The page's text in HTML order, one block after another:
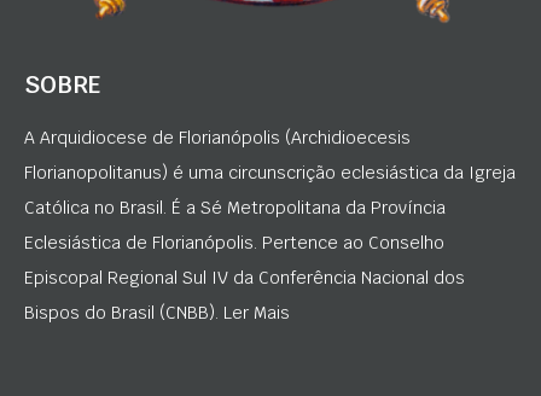
SOBRE
A Arquidiocese de Florianópolis (Archidioecesis
Florianopolitanus) é uma circunscrição eclesiástica da Igreja
Católica no Brasil. É a Sé Metropolitana da Província
Eclesiástica de Florianópolis. Pertence ao Conselho
Episcopal Regional Sul IV da Conferência Nacional dos
Bispos do Brasil (CNBB). Ler Mais